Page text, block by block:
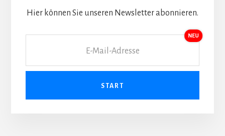
Hier können Sie unseren Newsletter abonnieren.